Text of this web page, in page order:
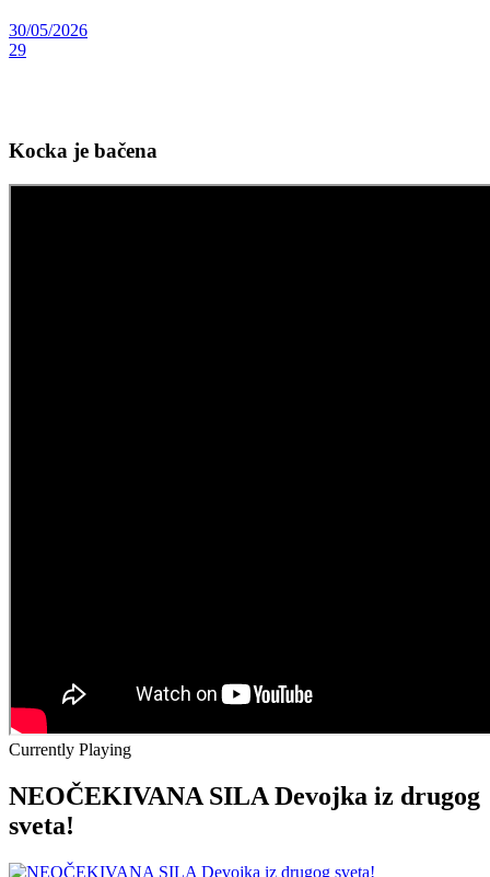
30/05/2026
29
Kocka je bačena
Currently Playing
NEOČEKIVANA SILA Devojka iz drugog
sveta!